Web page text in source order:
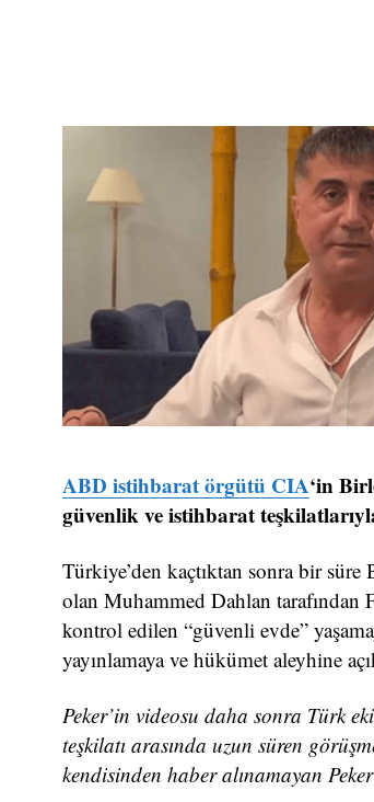
ABD istihbarat örgütü CIA‘in
güvenlik ve istihbarat
Türkiye’den kaçtıktan sonra bir
olan Muhammed Dahlan tarafından
kontrol edilen “güvenli evde”
yayınlamaya ve hükümet aleyhine
Peker’in videosu daha sonra Türk
teşkilatı arasında uzun süren
kendisinden haber alınamayan